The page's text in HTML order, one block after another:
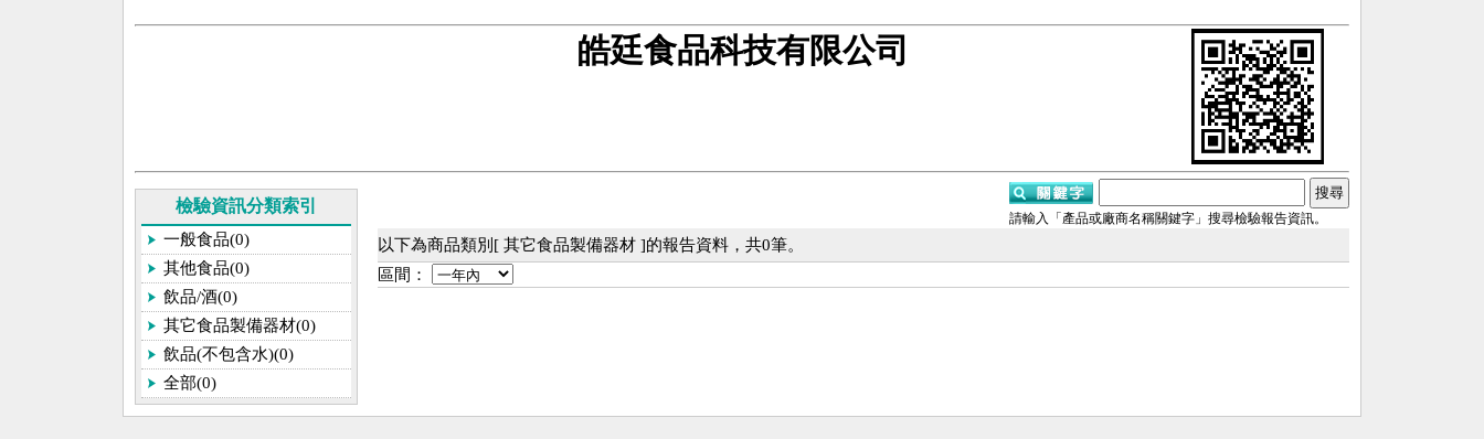
皓廷食品科技有限公司
請輸入「產品或廠商名稱關鍵字」搜尋檢驗報告資訊。
檢驗資訊分類索引
一般食品(0)
其他食品(0)
飲品/酒(0)
其它食品製備器材(0)
飲品(不包含水)(0)
全部(0)
以下為商品類別[ 其它食品製備器材 ]的報告資料，共0筆。
區間：